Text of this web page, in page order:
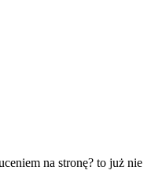
na stronę? to już nie